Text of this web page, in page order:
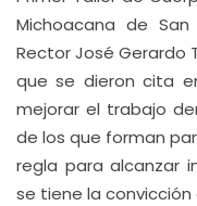
Michoacana de San
Rector José Gerardo
que se dieron cita
mejorar el trabajo
de los que forman
regla para alcanzar
se tiene la convicción